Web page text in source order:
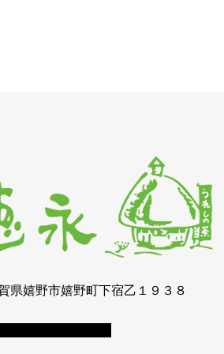
県嬉野市嬉野町下宿乙１９３８